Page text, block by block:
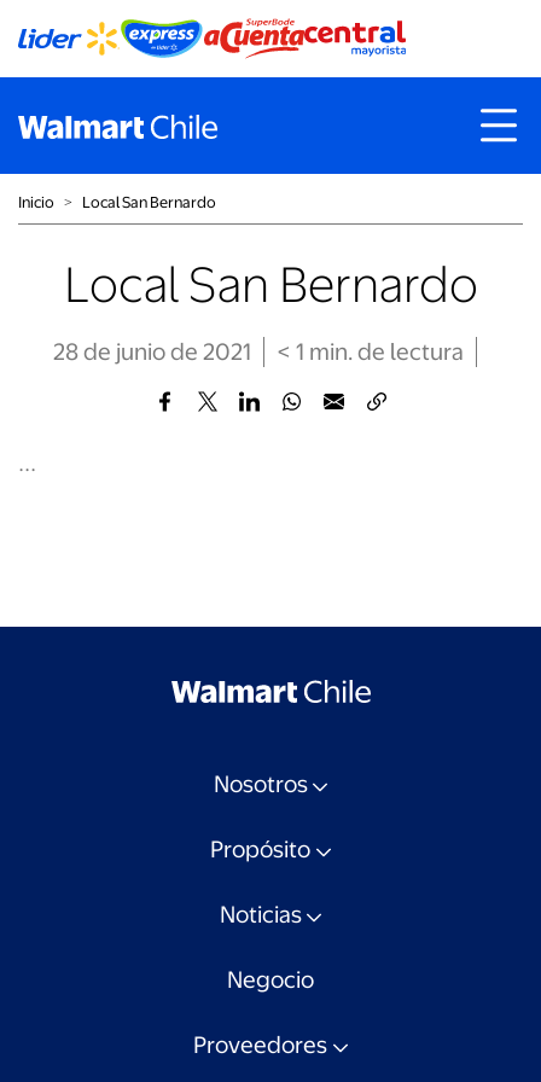
Inicio ˃ Local San Bernardo
Local San Bernardo
28 de junio de 2021 < 1 min. de lectura
...
Nosotros
Propósito
Noticias
Negocio
Proveedores